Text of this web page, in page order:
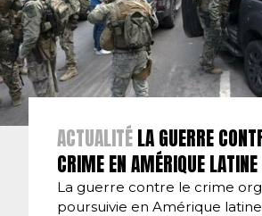
ACTUALITÉLA GUERRE
CRIME EN AMÉRIQUE LATINE
La guerre contre le crime
poursuivie en Amérique